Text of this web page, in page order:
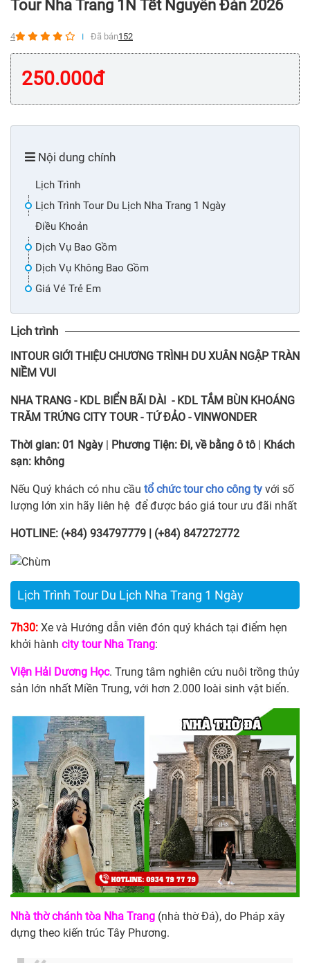
Tour Nha Trang 1N Tết Nguyên Đán 2026
4 Đã bán152
250.000đ
Nội dung chính
Lịch Trình
Lịch Trình Tour Du Lịch Nha Trang 1 Ngày
Điều Khoản
Dịch Vụ Bao Gồm
Dịch Vụ Không Bao Gồm
Giá Vé Trẻ Em
Lịch trình
INTOUR GIỚI THIỆU CHƯƠNG TRÌNH DU XUÂN NGẬP TRÀN
NIỀM VUI
NHA TRANG - KDL BIỂN BÃI DÀI - KDL TẮM BÙN KHOÁNG
TRĂM TRỨNG CITY TOUR - TỨ ĐẢO - VINWONDER
Thời gian: 01 Ngày Phương Tiện: Đi, về bằng ô tô
Khách
sạn: không
Nếu Quý khách có nhu cầu tổ chức tour cho công ty với số
lượng lớn xin hãy liên hệ để được báo giá tour ưu đãi nhất
HOTLINE: (+84) 934797779 | (+84) 847272772
Lịch Trình Tour Du Lịch Nha Trang 1 Ngày
7h30: Xe và Hướng dẫn viên đón quý khách tại điểm hẹn
khởi hành city tour Nha Trang:
Viện Hải Dương Học. Trung tâm nghiên cứu nuôi trồng thủy
sản lớn nhất Miền Trung, với hơn 2.000 loài sinh vật biển.
Nhà thờ chánh tòa Nha Trang (nhà thờ Đá), do Pháp xây
dựng theo kiến trúc Tây Phương.